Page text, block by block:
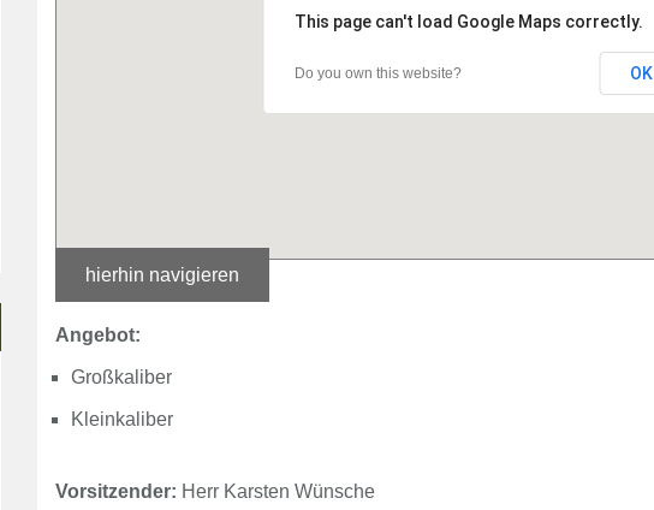
This page can't load Google Maps correctly.
Do you own this website? OK
hierhin navigieren
Angebot:
Großkaliber
Kleinkaliber
Vorsitzender: Herr Karsten Wünsche